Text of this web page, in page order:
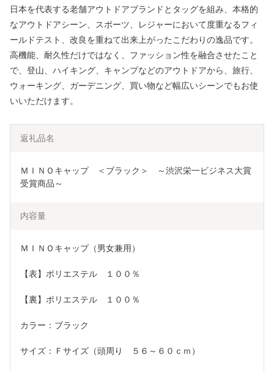
日本を代表する老舗アウトドアブランドとタッグを組み、本格的
なアウトドアシーン、スポーツ、レジャーにおいて度重なるフィ
ールドテスト、改良を重ねて出来上がったこだわりの逸品です。
高機能、耐久性だけではなく、ファッション性を融合させたこと
で、登山、ハイキング、キャンプなどのアウトドアから、旅行、
ウォーキング、ガーデニング、買い物など幅広いシーンでもお使
いいただけます。
返礼品名
ＭＩＮＯキャップ　＜ブラック＞　～渋沢栄一ビジネス大賞
受賞商品～
内容量
ＭＩＮＯキャップ（男女兼用）
【表】ポリエステル　１００％
【裏】ポリエステル　１００％
カラー：ブラック
サイズ：Ｆサイズ（頭周り　５６～６０ｃｍ）